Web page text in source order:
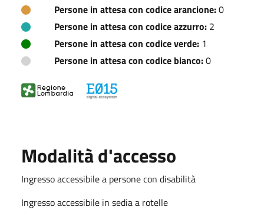
Persone in attesa con codice arancione:0
Persone in attesa con codice azzurro: 2
Persone in attesa con codice verde: 1
Persone in attesa con codice bianco:0
Modalità d'accesso
Ingresso accessibile a persone con disabilità
Ingresso accessibile in sedia a rotelle